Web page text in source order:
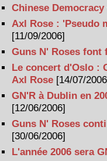
Chinese
Axl Rose : 'Pseudo
[11/09/2006]
Guns N' Roses font
Le concert d'Oslo :
Axl Rose [14/07/
GN'R à Dublin en
[12/06/2006]
Guns N' Roses
[30/06/2006]
L'année 2006 sera